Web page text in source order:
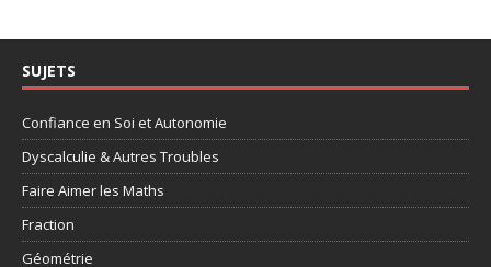
SUJETS
Confiance en Soi et Autonomie
Dyscalculie & Autres Troubles
Faire Aimer les Maths
Fraction
Géométrie